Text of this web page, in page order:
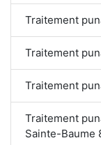
Traitement
Traitement
Traitement
Traitement
Sainte-Baume